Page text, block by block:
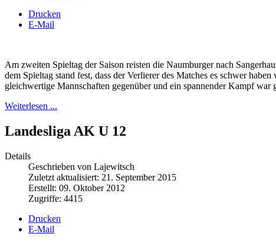
Drucken
E-Mail
Am zweiten Spieltag der Saison reisten die Naumburger nach
dem Spieltag stand fest, dass der Verlierer des Matches es schwer
gleichwertige Mannschaften gegenüber und ein spannender Kampf war
Weiterlesen ...
Landesliga AK U 12
Details
Geschrieben von Lajewitsch
Zuletzt aktualisiert: 21. September 2015
Erstellt: 09. Oktober 2012
Zugriffe: 4415
Drucken
E-Mail